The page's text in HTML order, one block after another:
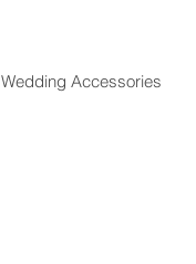
Wedding Accessories